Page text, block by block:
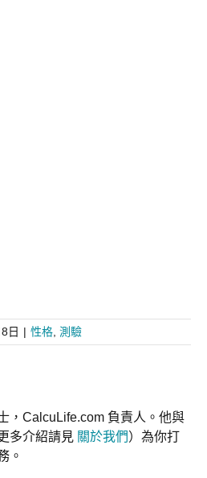
日 | 性格 測驗
，CalcuLife.com 負責人。他與
多介紹請見 關於我們）為你打
。